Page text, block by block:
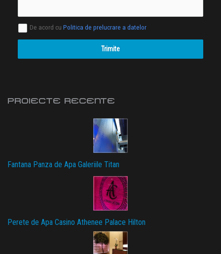
De acord cu Politica de prelucrare a datelor
Trimite
PROIECTE RECENTE
Fantana Panza de Apa Galeriile Titan
Perete de Apa Casino Athenee Palace Hilton